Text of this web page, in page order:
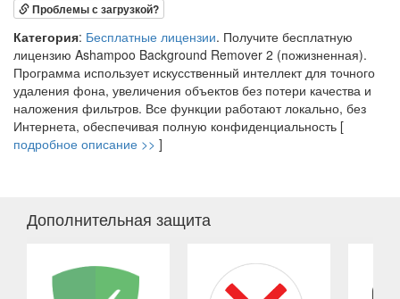
Проблемы с загрузкой?
Категория: Бесплатные лицензии. Получите бесплатную
лицензию Ashampoo Background Remover 2 (пожизненная).
Программа использует искусственный интеллект для точного
удаления фона, увеличения объектов без потери качества и
наложения фильтров. Все функции работают локально, без
Интернета, обеспечивая полную конфиденциальность [
подробное описание >> ]
Дополнительная защита